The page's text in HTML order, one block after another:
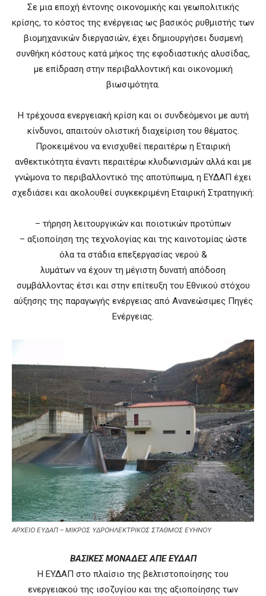
Σε μια εποχή έντονης οικονομικής και γεωπολιτικής
κρίσης, το κόστος της ενέργειας ως βασικός ρυθμιστής των
βιομηχανικών διεργασιών, έχει δημιουργήσει δυσμενή
συνθήκη κόστους κατά μήκος της εφοδιαστικής αλυσίδας,
με επίδραση στην περιβαλλοντική και οικονομική
βιωσιμότητα.
Η τρέχουσα ενεργειακή κρίση και οι συνδεόμενοι με αυτή
κίνδυνοι, απαιτούν ολιστική διαχείριση του θέματος.
Προκειμένου να ενισχυθεί περαιτέρω η Εταιρική
ανθεκτικότητα έναντι περαιτέρω κλυδωνισμών αλλά και με
γνώμονα το περιβαλλοντικό της αποτύπωμα, η ΕΥΔΑΠ έχει
σχεδιάσει και ακολουθεί συγκεκριμένη Εταιρική Στρατηγική:
– τήρηση λειτουργικών και ποιοτικών προτύπων
– αξιοποίηση της τεχνολογίας και της καινοτομίας ώστε
όλα τα στάδια επεξεργασίας νερού &
λυμάτων να έχουν τη μέγιστη δυνατή απόδοση
συμβάλλοντας έτσι και στην επίτευξη του Εθνικού στόχου
αύξησης της παραγωγής ενέργειας από Ανανεώσιμες Πηγές
Ενέργειας.
ΑΡΧΕΙΟ ΕΥΔΑΠ – ΜΙΚΡΟΣ ΥΔΡΟΗΛΕΚΤΡΙΚΟΣ ΣΤΑΘΜΟΣ ΕΥΗΝΟΥ
ΒΑΣΙΚΕΣ ΜΟΝΑΔΕΣ ΑΠΕ ΕΥΔΑΠ
Η ΕΥΔΑΠ στο πλαίσιο της βελτιστοποίησης του
ενεργειακού της ισοζυγίου και της αξιοποίησης των